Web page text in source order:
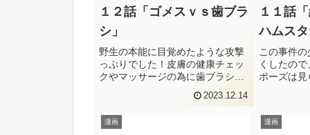
１２話「ゴメスｖｓ歯ブラ
シ」
野生の本能に目覚めたような攻撃
っぷりでした！皮膚の健康チェッ
クやマッサージの為に歯ブラシで
のですが、どうやら短毛のハムち
ゃんにはあまり必要無かったよう
ですね。闘病中などで毛づくろい
2023.12.14
１１話
ハムス
この事件
くしたの
ポーズは
しいケー
のハムポ
漫画 漫画